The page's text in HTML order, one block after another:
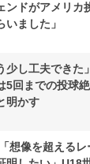
ンドがアメリ
ました」
少し工夫できた
回までの投球
明かす
想像を超える